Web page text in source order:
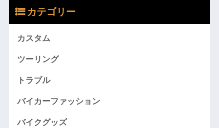
カテゴリー
カスタム
ツーリング
トラブル
バイカーファッション
バイクグッズ